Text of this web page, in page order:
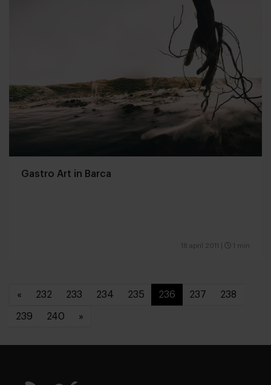
Gastro Art in Barca
18 april 2011 1 min
« 232 233 234 235 236 237 238
239 240 »